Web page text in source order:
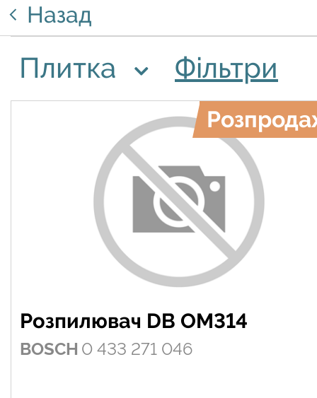
Назад
Плитка Фільтри
Розпилювач DB OM314
BOSCH 0 433 271 046